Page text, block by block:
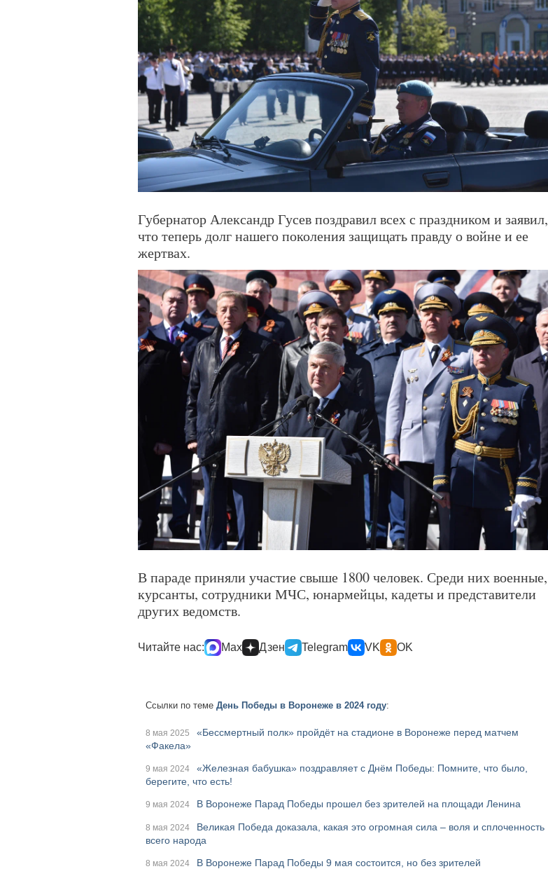
Губернатор Александр Гусев поздравил всех с праздником и заявил,
что теперь долг нашего поколения защищать правду о войне и ее
жертвах.
В параде приняли участие свыше 1800 человек. Среди них военные,
курсанты, сотрудники МЧС, юнармейцы, кадеты и представители
других ведомств.
Читайте нас: Max Дзен Telegram VK OK
Ссылки по теме День Победы в Воронеже в 2024 году:
8 мая 2025
«Бессмертный полк» пройдёт на стадионе в Воронеже перед матчем
«Факела»
9 мая 2024
«Железная бабушка» поздравляет с Днём Победы: Помните, что было,
берегите, что есть!
9 мая 2024 В Воронеже Парад Победы прошел без зрителей на площади Ленина
8 мая 2024
Великая Победа доказала, какая это огромная сила – воля и сплоченность
всего народа
8 мая 2024 В Воронеже Парад Победы 9 мая состоится, но без зрителей